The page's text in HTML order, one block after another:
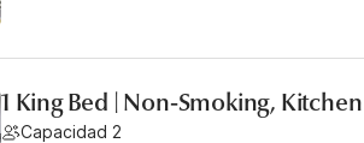
1 King Bed | Non-Smoking, Kitchen
Capacidad 2